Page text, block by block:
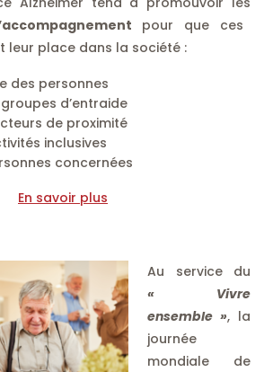
pour que ces
leur place dans la société :
des personnes
d’entraide
de proximité
inclusives
concernées
En savoir plus
Au service du
« Vivre
ensemble », la
journée
mondiale de